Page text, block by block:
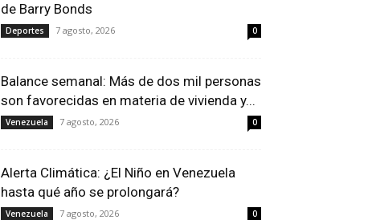
de Barry Bonds
Deportes 7 agosto, 2026 0
Balance semanal: Más de dos mil personas
son favorecidas en materia de vivienda y...
Venezuela 7 agosto, 2026 0
Alerta Climática: ¿El Niño en Venezuela
hasta qué año se prolongará?
Venezuela 7 agosto, 2026 0